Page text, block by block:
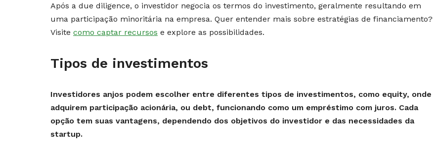
Após a due diligence, o investidor negocia os termos do investimento, geralmente resultando em
uma participação minoritária na empresa. Quer entender mais sobre estratégias de financiamento?
Visite como captar recursos e explore as possibilidades.
Tipos de investimentos
Investidores anjos podem escolher entre diferentes tipos de investimentos, como equity, onde
adquirem participação acionária, ou debt, funcionando como um empréstimo com juros. Cada
opção tem suas vantagens, dependendo dos objetivos do investidor e das necessidades da
startup.